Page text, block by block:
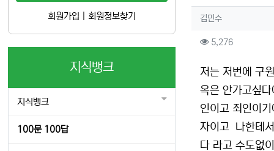
작성자 정보
김민수작성
컨텐츠 정보
5,276조회
본문
저는 저번에 구
옥은 안가고싶
인이고 죄인이
자이고 나한테
다 라고 수도없
회원가입 회원정보찾기
지식뱅크
지식뱅크
100문 100답